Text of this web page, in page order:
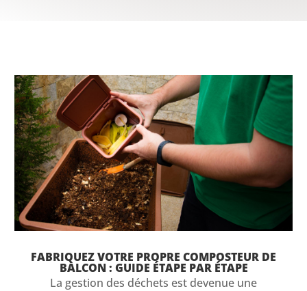
FABRIQUEZ VOTRE PROPRE COMPOSTEUR DE
BALCON : GUIDE ÉTAPE PAR ÉTAPE
La gestion des déchets est devenue une